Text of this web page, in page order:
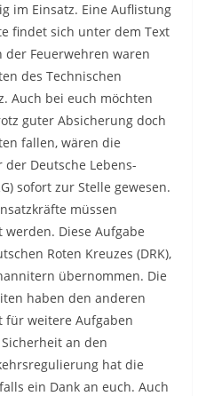
im Einsatz. Eine Auflistung
findet sich unter dem Text
Feuerwehren waren
des Technischen
Auch bei euch möchten
guter Absicherung doch
fallen, wären die
Deutsche Lebens-
sofort zur Stelle gewesen.
müssen
Diese Aufgabe
Roten Kreuzes (DRK),
übernommen. Die
haben den anderen
für weitere Aufgaben
an den
hat die
ein Dank an euch. Auch